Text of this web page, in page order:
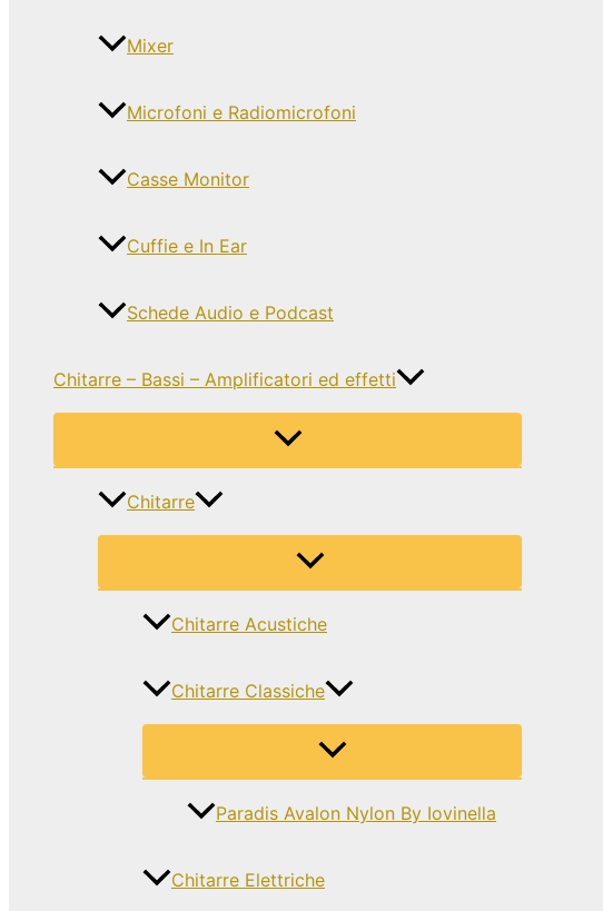
Mixer
Microfoni e Radiomicrofoni
Casse Monitor
Cuffie e In Ear
Schede Audio e Podcast
Chitarre – Bassi – Amplificatori ed effetti
Chitarre
Chitarre Acustiche
Chitarre Classiche
Paradis Avalon Nylon By Iovinella
Chitarre Elettriche